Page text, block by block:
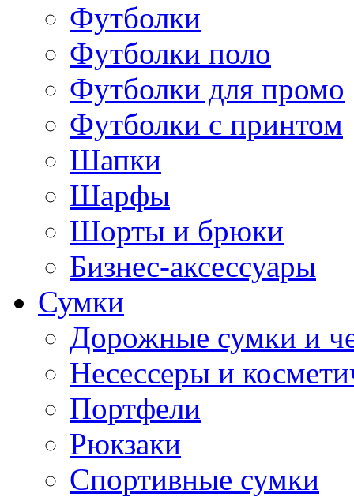
Футболки
Футболки поло
Футболки для промо
Футболки с принтом
Шапки
Шарфы
Шорты и брюки
Бизнес-аксессуары
Сумки
Дорожные сумки и
Несессеры и
Портфели
Рюкзаки
Спортивные сумки